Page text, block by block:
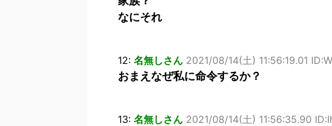
なにそれ
12: 名無しさん 2021/08/14(土) 11:56:19.01
おまえなぜ私に命令するか？
13: 名無しさん 2021/08/14(土) 11:56:35.90